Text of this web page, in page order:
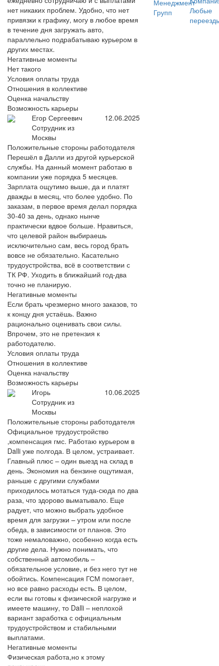
нет никаких проблем. Удобно, что нет
привязки к графику, могу в любое время
в течение дня загружать авто,
параллельно подрабатываю курьером в
других местах.
Негативные моменты
Нет такого
Условия оплаты труда
Отношения в коллективе
Оценка начальству
Возможность карьеры
Егор Сергеевич
Сотрудник из
Москвы
12.06.2025
Положительные стороны работодателя
Перешёл в Далли из другой курьерской
службы. На данный момент работаю в
компании уже порядка 5 месяцев.
Зарплата ощутимо выше, да и платят
дважды в месяц, что более удобно. По
заказам, в первое время делал порядка
30-40 за день, однако нынче
практически вдвое больше. Нравиться,
что целевой район выбираешь
исключительно сам, весь город брать
вовсе не обязательно. Касательно
трудоустройства, всё в соответствии с
ТК РФ. Уходить в ближайший год-два
точно не планирую.
Негативные моменты
Если брать чрезмерно много заказов, то
к концу дня устаёшь. Важно
рационально оценивать свои силы.
Впрочем, это не претензия к
работодателю.
Условия оплаты труда
Отношения в коллективе
Оценка начальству
Возможность карьеры
Игорь
Сотрудник из
Москвы
10.06.2025
Положительные стороны работодателя
Официальное трудоустройство
,компенсация гмс. Работаю курьером в
Dalli уже полгода. В целом, устраивает.
Главный плюс – один выезд на склад в
день. Экономия на бензине ощутимая,
раньше с другими службами
приходилось мотаться туда-сюда по два
раза, что здорово выматывало. Еще
радует, что можно выбрать удобное
время для загрузки – утром или после
обеда, в зависимости от планов. Это
тоже немаловажно, особенно когда есть
другие дела. Нужно понимать, что
собственный автомобиль –
обязательное условие, и без него тут не
обойтись. Компенсация ГСМ помогает,
но все равно расходы есть. В целом,
если вы готовы к физической нагрузке и
имеете машину, то Dalli – неплохой
вариант заработка с официальным
трудоустройством и стабильными
выплатами.
Негативные моменты
Физическая работа,но к этому
Менеджмент
Групп
Любые